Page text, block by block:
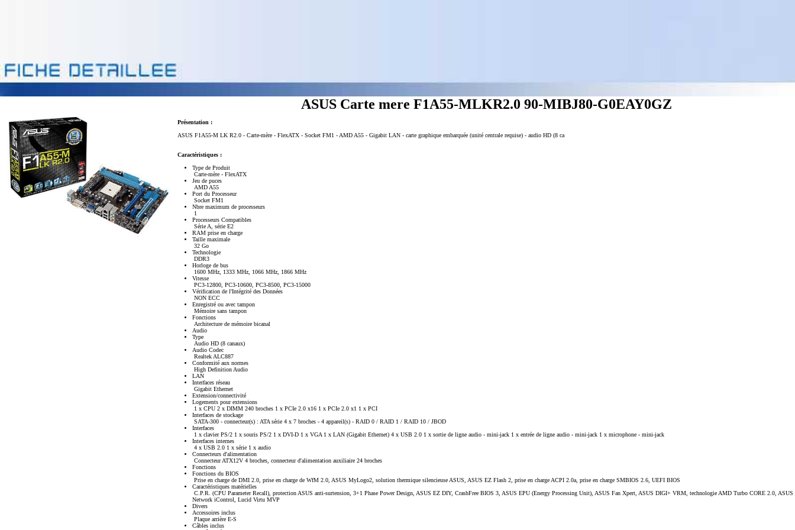
ASUS Carte mere F1A55-MLKR2.0 90-MIBJ80-G0EAY0GZ
Présentation :
ASUS F1A55-M LK R2.0 - Carte-mère - FlexATX - Socket FM1 - AMD A55 - Gigabit LAN - carte graphique embarquée (unité centrale requise) - audio HD (8 ca
Caractéristiques :
Type de Produit
Carte-mère - FlexATX
Jeu de puces
AMD A55
Port du Processeur
Socket FM1
Nbre maximum de processeurs
1
Processeurs Compatibles
Série A, série E2
RAM prise en charge
Taille maximale
32 Go
Technologie
DDR3
Horloge de bus
1600 MHz, 1333 MHz, 1066 MHz, 1866 MHz
Vitesse
PC3-12800, PC3-10600, PC3-8500, PC3-15000
Vérification de l'Intégrité des Données
NON ECC
Enregistré ou avec tampon
Mémoire sans tampon
Fonctions
Architecture de mémoire bicanal
Audio
Type
Audio HD (8 canaux)
Audio Codec
Realtek ALC887
Conformité aux normes
High Definition Audio
LAN
Interfaces réseau
Gigabit Ethernet
Extension/connectivité
Logements pour extensions
1 x CPU 2 x DIMM 240 broches 1 x PCIe 2.0 x16 1 x PCIe 2.0 x1 1 x PCI
Interfaces de stockage
SATA-300 - connecteur(s) : ATA série 4 x 7 broches - 4 appareil(s) - RAID 0 / RAID 1 / RAID 10 / JBOD
Interfaces
1 x clavier PS/2 1 x souris PS/2 1 x DVI-D 1 x VGA 1 x LAN (Gigabit Ethernet) 4 x USB 2.0 1 x sortie de ligne audio - mini-jack 1 x entrée de ligne audio - mini-jack 1 x microphone - mini-jack
Interfaces internes
4 x USB 2.0 1 x série 1 x audio
Connecteurs d'alimentation
Connecteur ATX12V 4 broches, connecteur d'alimentation auxiliaire 24 broches
Fonctions
Fonctions du BIOS
Prise en charge de DMI 2.0, prise en charge de WfM 2.0, ASUS MyLogo2, solution thermique silencieuse ASUS, ASUS EZ Flash 2, prise en charge ACPI 2.0a, prise en charge SMBIOS 2.6, UEFI BIOS
Caractéristiques matérielles
C.P.R. (CPU Parameter Recall), protection ASUS anti-surtension, 3+1 Phase Power Design, ASUS EZ DIY, CrashFree BIOS 3, ASUS EPU (Energy Processing Unit), ASUS Fan Xpert, ASUS DIGI+ VRM, technologie AMD Turbo CORE 2.0, ASUS
Network iControl, Lucid Virtu MVP
Divers
Accessoires inclus
Plaque arrière E-S
Câbles inclus